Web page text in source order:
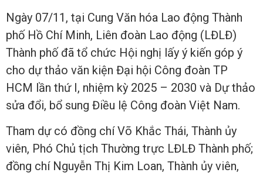
Ngày 07/11, tại Cung Văn hóa Lao động Thành
phố Hồ Chí Minh, Liên đoàn Lao động (LĐLĐ)
Thành phố đã tổ chức Hội nghị lấy ý kiến góp ý
cho dự thảo văn kiện Đại hội Công đoàn TP
HCM lần thứ I, nhiệm kỳ 2025 – 2030 và Dự thảo
sửa đổi, bổ sung Điều lệ Công đoàn Việt Nam.
Tham dự có đồng chí Võ Khắc Thái, Thành ủy
viên, Phó Chủ tịch Thường trực LĐLĐ Thành phố;
đồng chí Nguyễn Thị Kim Loan, Thành ủy viên,